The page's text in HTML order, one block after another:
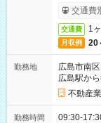
ービス利
交通費
交通費 1
月収例 20
勤務地
広島市南区
広島駅か
不動産業
勤務時間 09:30-